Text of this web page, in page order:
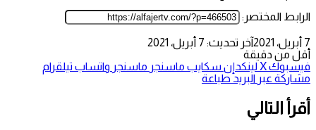
الرابط المختصر:
7 أبريل، 2021
آخر تحديث: 7 أبريل، 2021
أقل من دقيقة
فيسبوك‫Xلينكدإن سكايب ماسنجر ماسنجر واتساب تيلقرام
مشاركة عبر البريد طباعة
أقرأ التالي